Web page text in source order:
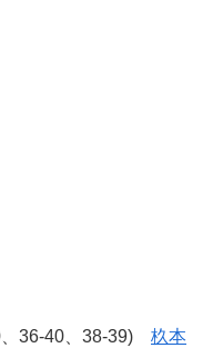
36-40、38-39) 杦本